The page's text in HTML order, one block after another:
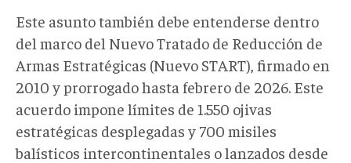
Este asuntotambién debe entenderse dentro
del marco del Nuevo Tratado de Reducción de
Armas Estratégicas (Nuevo START), firmado en
2010 y prorrogado hasta febrero de 2026. Este
acuerdo impone límites de 1.550 ojivas
estratégicas desplegadas y 700 misiles
balísticos intercontinentales o lanzados desde